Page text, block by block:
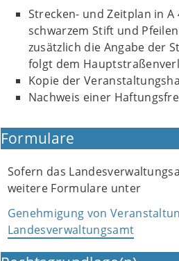
Strecken- und Zeitplan in
schwarzem Stift und
zusätzlich die Angabe der
folgt dem
Kopie der
Nachweis einer
Formulare
Sofern das
weitere Formulare unter
Genehmigung von
Landesverwaltungsamt